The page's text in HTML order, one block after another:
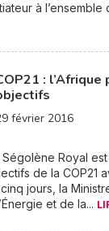
à l’ensemble
:
février 2016
Royal
de la COP21
jours, la
et de la...